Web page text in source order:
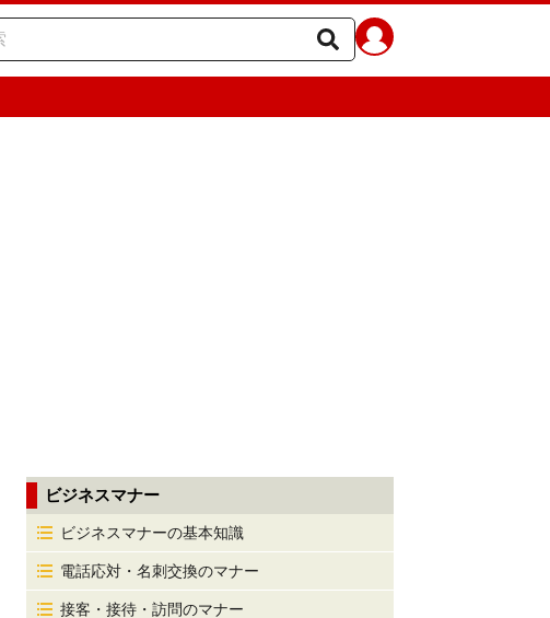
ビジネスマナー
ビジネスマナーの基本知識
電話応対・名刺交換のマナー
接客・接待・訪問のマナー